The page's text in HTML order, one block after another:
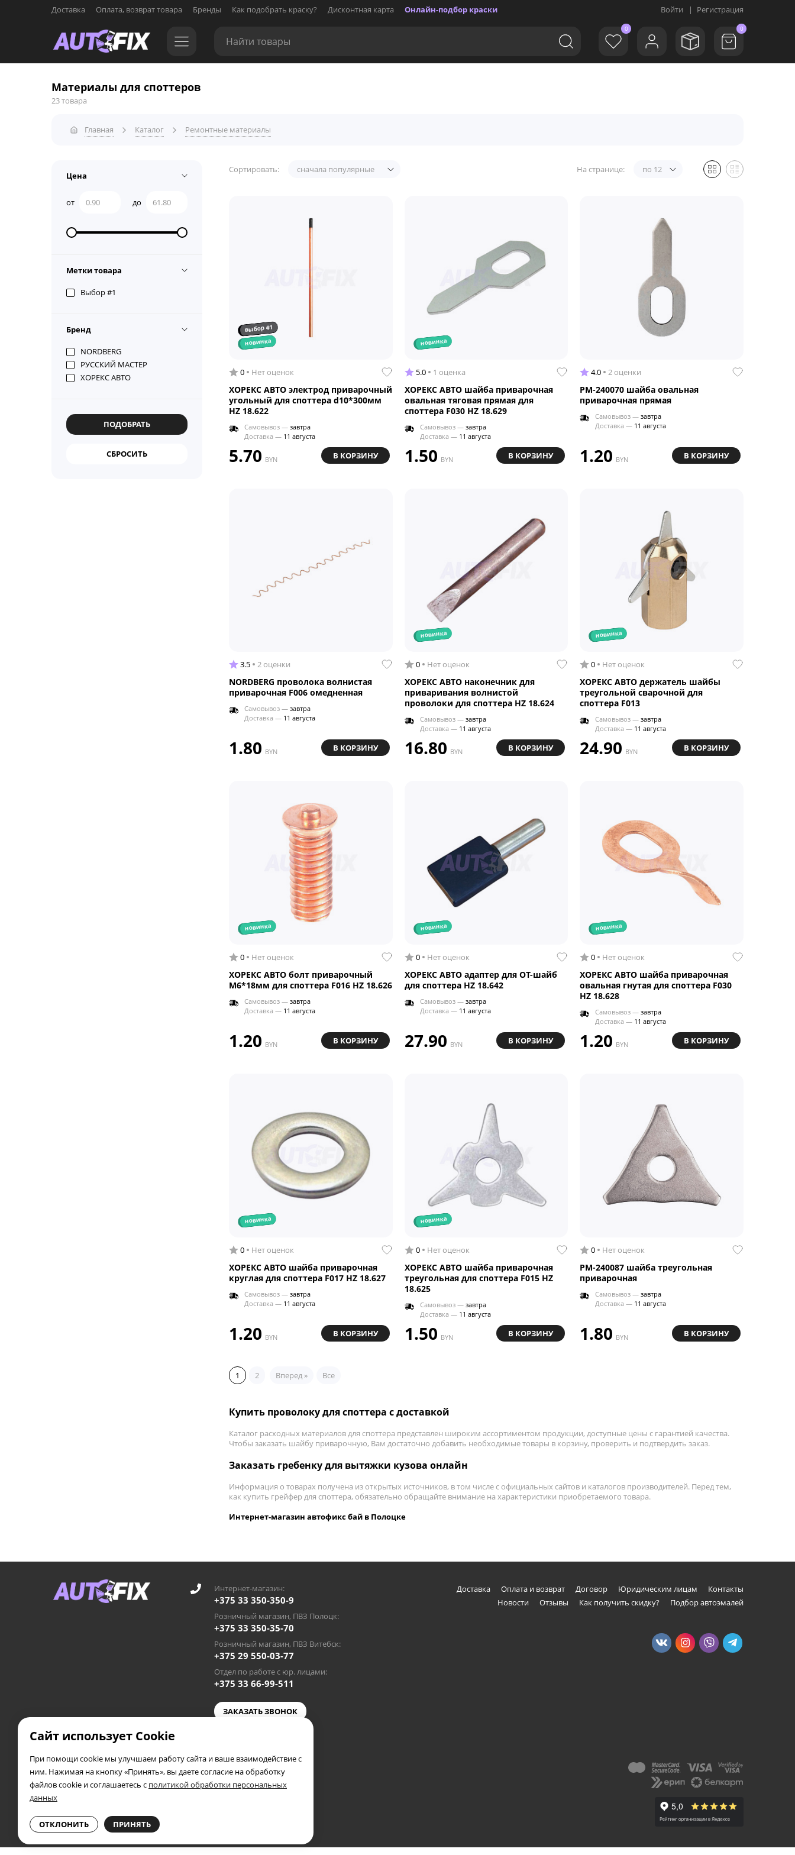
Доставка Оплата, возврат товара Бренды Как подобрать краску? Дисконтная карта Онлайн-подбор краски Войти | Регистрация
0 0
Материалы для споттеров
23 товара
Главная Каталог Ремонтные материалы
Цена
от до
Метки товара
Выбор #1
Бренд
NORDBERG
РУССКИЙ МАСТЕР
ХОРЕКС АВТО
Сортировать: сначала популярные На странице: по 12
выбор #1
новинка
0 Нет оценок
ХОРЕКС АВТО электрод приварочный
угольный для споттера d10*300мм
HZ 18.622
Самовывоз — завтра
Доставка — 11 августа
5.70 BYN В КОРЗИНУ
новинка
5.0 1 оценка
ХОРЕКС АВТО шайба приварочная
овальная тяговая прямая для
споттера F030 HZ 18.629
Самовывоз — завтра
Доставка — 11 августа
1.50 BYN В КОРЗИНУ
4.0 2 оценки
РМ-240070 шайба овальная
приварочная прямая
Самовывоз —завтра
Доставка — 11 августа
1.20 BYN В КОРЗИНУ
3.5 2 оценки
NORDBERG проволока волнистая
приварочная F006 омедненная
Самовывоз — завтра
Доставка — 11 августа
1.80 BYN В КОРЗИНУ
новинка
0 Нет оценок
ХОРЕКС АВТО наконечник для
приваривания волнистой
проволоки для споттера HZ 18.624
Самовывоз — завтра
Доставка — 11 августа
16.80 BYN В КОРЗИНУ
новинка
0 Нет оценок
ХОРЕКС АВТО держатель шайбы
треугольной сварочной для
споттера F013
Самовывоз —завтра
Доставка — 11 августа
24.90 BYN В КОРЗИНУ
новинка
0 Нет оценок
ХОРЕКС АВТО болт приварочный
M6*18мм для споттера F016 HZ 18.626
Самовывоз — завтра
Доставка — 11 августа
1.20 BYN В КОРЗИНУ
новинка
0 Нет оценок
ХОРЕКС АВТО адаптер для ОТ-шайб
для споттера HZ 18.642
Самовывоз — завтра
Доставка — 11 августа
27.90 BYN В КОРЗИНУ
новинка
0 Нет оценок
ХОРЕКС АВТО шайба приварочная
овальная гнутая для споттера F030
HZ 18.628
Самовывоз —завтра
Доставка — 11 августа
1.20 BYN В КОРЗИНУ
новинка
0 Нет оценок
ХОРЕКС АВТО шайба приварочная
круглая для споттера F017 HZ 18.627
Самовывоз — завтра
Доставка — 11 августа
1.20 BYN В КОРЗИНУ
новинка
0 Нет оценок
ХОРЕКС АВТО шайба приварочная
треугольная для споттера F015 HZ
18.625
Самовывоз — завтра
Доставка — 11 августа
1.50 BYN В КОРЗИНУ
0 Нет оценок
РМ-240087 шайба треугольная
приварочная
Самовывоз —завтра
Доставка — 11 августа
1.80 BYN В КОРЗИНУ
1 2 Вперед » Все
Купить проволоку для споттера с доставкой
Каталог расходных материалов для споттера представлен широким ассортиментом продукции, доступные цены с гарантией качества.
Чтобы заказать шайбу приварочную, Вам достаточно добавить необходимые товары в корзину, проверить и подтвердить заказ.
Заказать гребенку для вытяжки кузова онлайн
Информация о товарах получена из открытых источников, в том числе с официальных сайтов и каталогов производителей. Перед тем,
как купить грейфер для споттера, обязательно обращайте внимание на характеристики приобретаемого товара.
Интернет-магазин автофикс бай в Полоцке
Интернет-магазин:
+375 33 350-350-9
Розничный магазин, ПВЗ Полоцк:
+375 33 350-35-70
Розничный магазин, ПВЗ Витебск:
+375 29 550-03-77
Отдел по работе с юр. лицами:
+375 33 66-99-511
ЗАКАЗАТЬ ЗВОНОК
Доставка Оплата и возврат Договор Юридическим лицам
Контакты
Новости
Отзывы Как получить скидку? Подбор автоэмалей
2019 - 2026 © AUTOFIX.BY
Частное предприятие «Автосэлф», УНП 391953388
Свидетельство выдано 04.05.2019 года Полоцким райисполкомом
Информация о защите прав потребителей
Сайт использует Cookie
При помощи cookie мы улучшаем работу сайта и ваше взаимодействие с
ним. Нажимая на кнопку «Принять», вы даете согласие на обработку
файлов cookie и соглашаетесь с политикой обработки персональных
данных
ОТКЛОНИТЬ ПРИНЯТЬ